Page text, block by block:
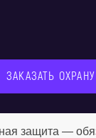
ЗАКАЗАТЬ ОХРАНУ
защита —